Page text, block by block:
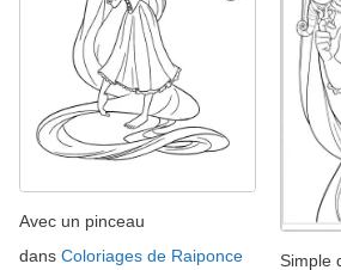
Avec un pinceau
dans Coloriages de Raiponce
Simple